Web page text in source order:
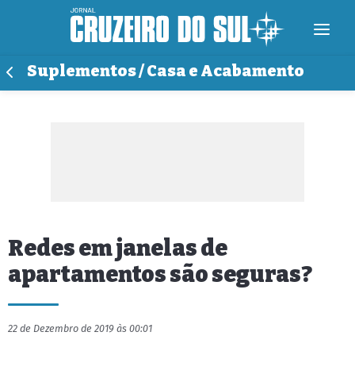
Suplementos / Casa e Acabamento
Redes em janelas de
apartamentos são seguras?
22 de Dezembro de 2019 às 00:01